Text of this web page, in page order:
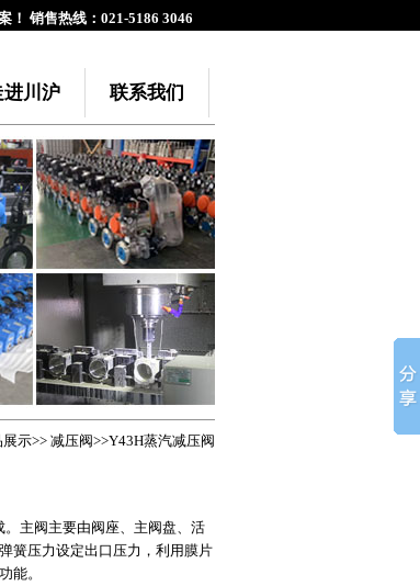
！ 销售热线：021-5186 3046
进川沪 联系我们
展示>> 减压阀>>Y43H蒸汽减压阀
主阀主要由阀座、主阀盘、活
簧压力设定出口压力，利用膜片
能。